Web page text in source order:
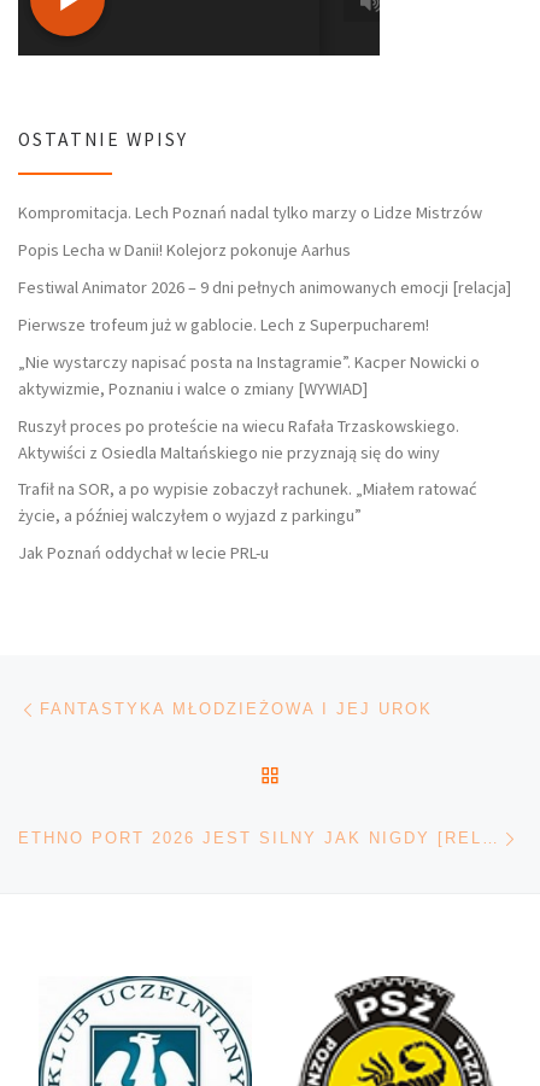
OSTATNIE WPISY
Kompromitacja. Lech Poznań nadal tylko marzy o Lidze Mistrzów
Popis Lecha w Danii! Kolejorz pokonuje Aarhus
Festiwal Animator 2026 – 9 dni pełnych animowanych emocji [relacja]
Pierwsze trofeum już w gablocie. Lech z Superpucharem!
„Nie wystarczy napisać posta na Instagramie”. Kacper Nowicki o
aktywizmie, Poznaniu i walce o zmiany [WYWIAD]
Ruszył proces po proteście na wiecu Rafała Trzaskowskiego.
Aktywiści z Osiedla Maltańskiego nie przyznają się do winy
Trafił na SOR, a po wypisie zobaczył rachunek. „Miałem ratować
życie, a później walczyłem o wyjazd z parkingu”
Jak Poznań oddychał w lecie PRL-u
Nawigacja wpisu
FANTASTYKA MŁODZIEŻOWA I JEJ UROK
ETHNO PORT 2026 JEST SILNY JAK NIGDY [RELACJA I WYWIADY]